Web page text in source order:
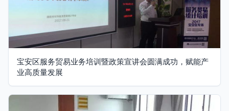
宝安区服务贸易业务培训暨政策宣讲会圆满成功，赋能产
业高质量发展